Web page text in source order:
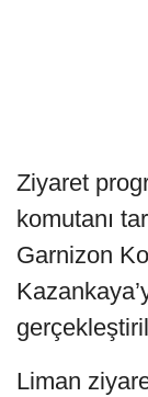
Ziyaret
komutanı
Garnizon
Liman